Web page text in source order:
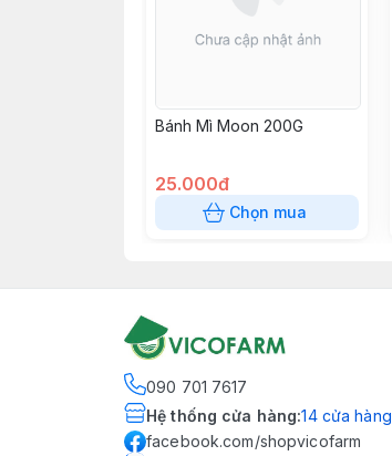
Bánh Mì Moon 200G
25.000đ
Chọn mua
090 701 7617
Hệ thống cửa hàng:14 cửa hàng
facebook.com/shopvicofarm